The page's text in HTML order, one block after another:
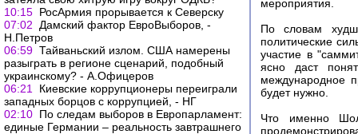
10:15 РосАрмия прорывается к Северску
07:02
Дамский фактор ЕвроВыборов, -
Н.Петров
06:59 Тайваньский излом. США намерены
разыграть в регионе сценарий, подобный
украинскому? - А.Офицеров
06:21
Киевские коррупционеры переиграли
западных борцов с коррупцией, - НГ
02:10 По следам выборов в Европарламент:
eдиные Германии – реальность завтрашнего
мероприятия.
По словам
политические
участие в
ясно даст
международное
будет нужно.
Что именно